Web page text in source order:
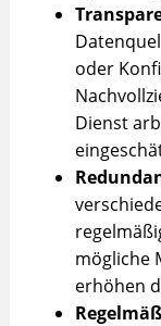
oder
Dienst
mögliche
erhöhen